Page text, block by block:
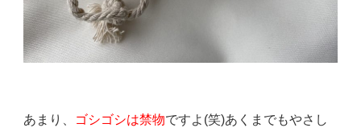
あまり、 ゴシゴシは禁物ですよ(笑)あくまでもやさし